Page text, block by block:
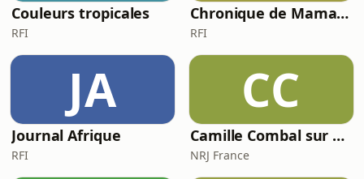
Couleurs tropicales
RFI
Chronique de Mamane
RFI
JA
Journal Afrique
RFI
CC
Camille Combal sur NRJ
NRJ France